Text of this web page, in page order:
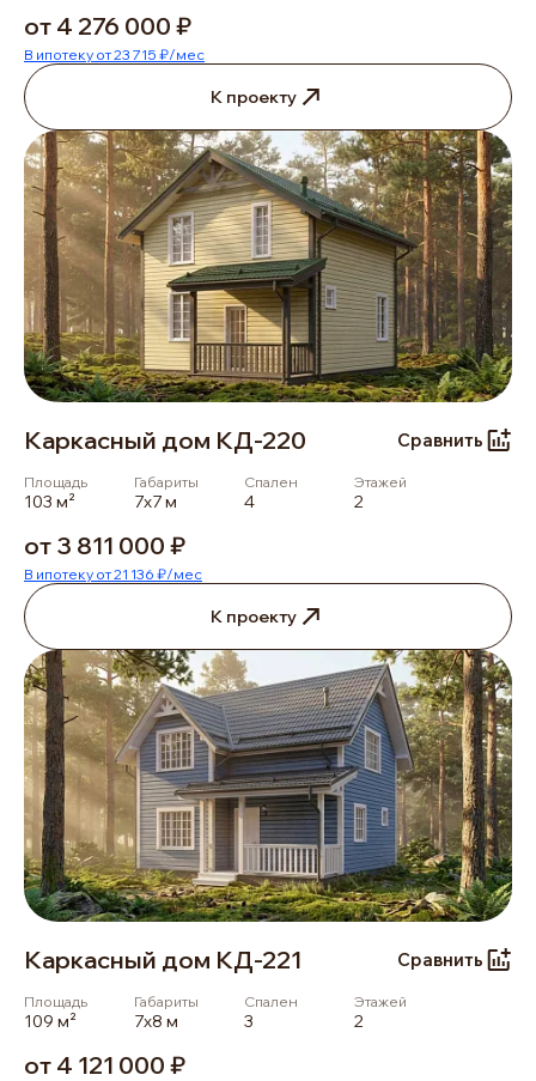
от 4 276 000 ₽
В ипотеку от 23 715 ₽/мес
К проекту
Каркасный дом КД-220 Сравнить
Площадь
103 м²
Габариты
7х7 м
Спален
4
Этажей
2
от 3 811 000 ₽
В ипотеку от 21 136 ₽/мес
К проекту
Каркасный дом КД-221 Сравнить
Площадь
109 м²
Габариты
7х8 м
Спален
3
Этажей
2
от 4 121 000 ₽